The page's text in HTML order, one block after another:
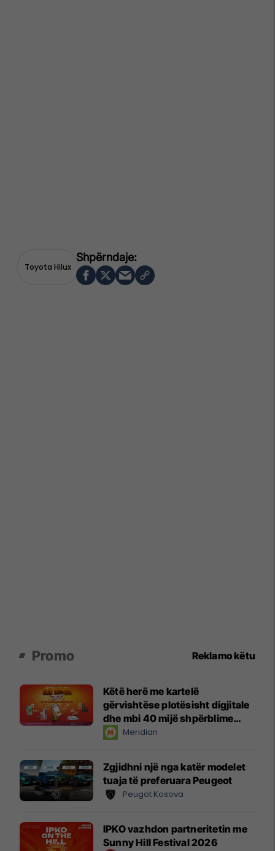
Toyota Hilux
Promo Reklamo këtu
Këtë herë me kartelë
gërvishtëse plotësisht digjitale
dhe mbi 40 mijë shpërblime
instant!Meridian
Zgjidhni një nga katër modelet
tuaja të preferuara Peugeot
Peugot Kosova
IPKO vazhdon partneritetin me
Sunny Hill Festival 2026